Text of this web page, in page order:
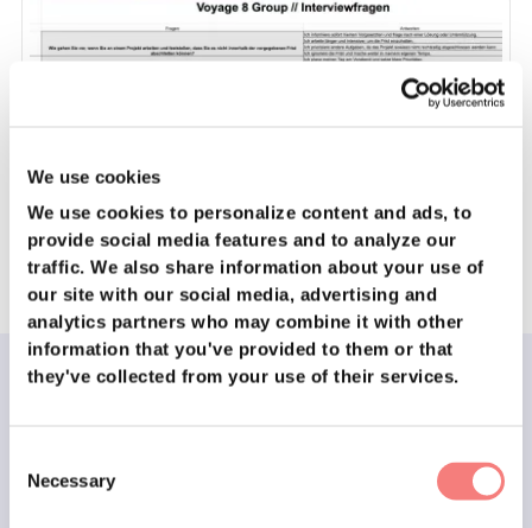
We use cookies
We use cookies to personalize content and ads, to
provide social media features and to analyze our
traffic.We also share information about your use of
our site with our social media, advertising and
analytics partners who may combine it with other
information that you've provided to them or that
they've collected from your use of their services.
Selection
Necessary
Sales Soft-Skill Interviewleitfaden + Scoring
Talente ein und bilde sie aus.